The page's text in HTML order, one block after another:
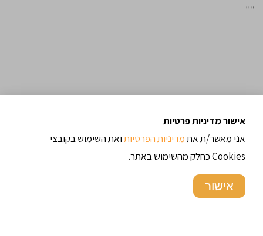
"
"
אישור מדיניות פרטיות
אני מאשר/ת אתמדיניות הפרטיותואת השימוש בקובצי
Cookies כחלק מהשימוש באתר.
אישור